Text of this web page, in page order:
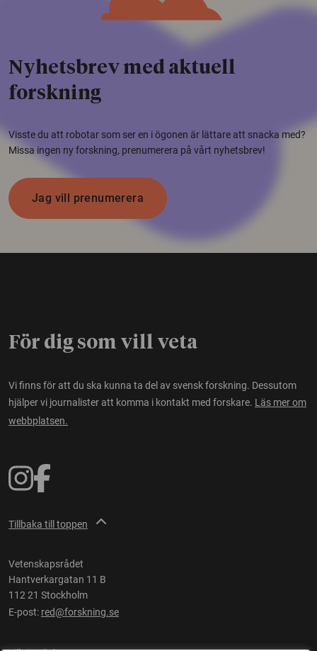
Nyhetsbrev med aktuell
forskning
Visste du att robotar som ser en i ögonen är lättare att snacka med?
Missa ingen ny forskning, prenumerera på vårt nyhetsbrev!
Jag vill prenumerera
För dig som vill veta
Vi finns för att du ska kunna ta del av svensk forskning. Dessutom
hjälper vi journalister att komma i kontakt med forskare. Läs mer om
webbplatsen.
Tillbaka till toppen
Vetenskapsrådet
Hantverkargatan 11 B
112 21 Stockholm
E-post: red@forskning.se